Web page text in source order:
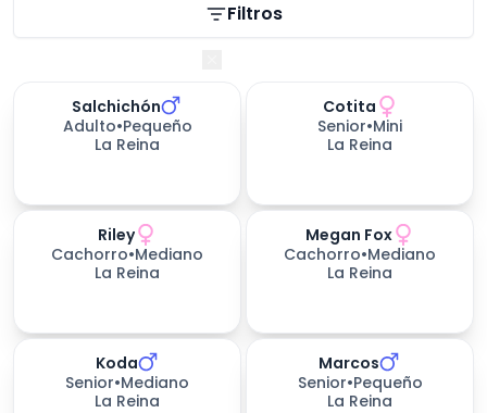
Filtros
Salchichón
Adulto•Pequeño
La Reina
Cotita
Senior•Mini
La Reina
Riley
Cachorro•Mediano
La Reina
Megan Fox
Cachorro•Mediano
La Reina
Koda
Senior•Mediano
La Reina
Marcos
Senior•Pequeño
La Reina